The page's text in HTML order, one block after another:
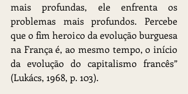
mais profundas, ele enfrenta os
problemas mais profundos. Percebe
que o fim heroico da evolução burguesa
na França é, ao mesmo tempo, o início
da evolução do capitalismo francês”
(Lukács, 1968, p. 103).